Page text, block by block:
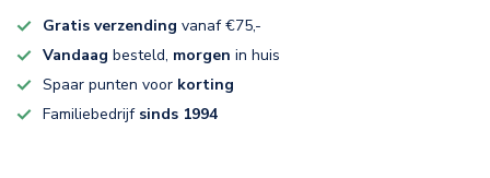
Gratis verzending vanaf €75,-
Vandaag besteld, morgen in huis
Spaar punten voor korting
Familiebedrijf sinds 1994